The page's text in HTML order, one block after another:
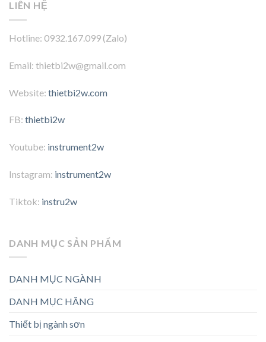
LIÊN HỆ
Hotline: 0932.167.099 (Zalo)
Email: thietbi2w@gmail.com
Website: thietbi2w.com
FB: thietbi2w
Youtube: instrument2w
Instagram: instrument2w
Tiktok: instru2w
DANH MỤC SẢN PHẨM
DANH MỤC NGÀNH
DANH MỤC HÃNG
Thiết bị ngành sơn